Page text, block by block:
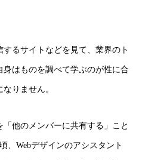
るサイトなどを見て、業界のト
はものを調べて学ぶのが性に合
りません。
他のメンバーに共有する」こと
、Webデザインのアシスタント